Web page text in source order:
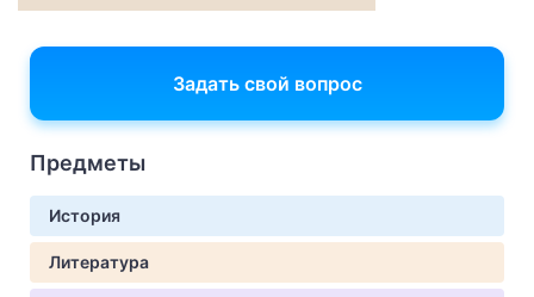
Задать свой вопрос
Предметы
История
Литература